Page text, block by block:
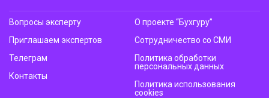
Вопросы эксперту
Приглашаем экспертов
Телеграм
Контакты
О проекте “Бухгуру”
Сотрудничество со СМИ
Политика обработки
персональных данных
Политика использования
cookies